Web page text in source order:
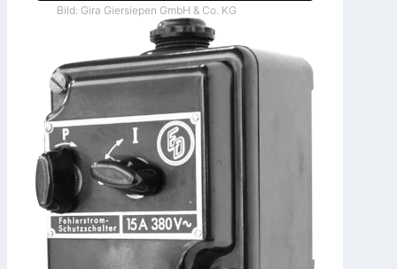
Bild: Gira Giersiepen GmbH & Co. KG